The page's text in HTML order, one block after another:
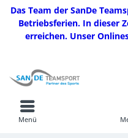
Das Team der SanDe
Betriebsferien. In dieser
erreichen. Unser
Menü